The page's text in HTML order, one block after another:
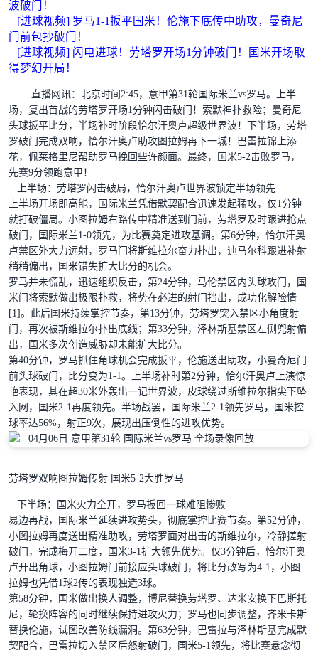
波破门！
[进球视频] 罗马1-1扳平国米！伦施下底传中助攻，曼奇尼
门前包抄破门！
[进球视频] 闪电进球！劳塔罗开场1分钟破门！国米开场取
得梦幻开局！
直播网讯： 北京时间2:45，意甲第31轮国际米兰vs罗马。上半
场，复出首战的劳塔罗开场1分钟闪击破门！索默神扑救险；曼奇尼
头球扳平比分，半场补时阶段恰尔汗奥卢超级世界波！下半场，劳塔
罗破门完成双响，恰尔汗奥卢助攻图拉姆再下一城！巴雷拉锦上添
花，佩莱格里尼帮助罗马挽回些许颜面。最终，国米5-2击败罗马，
先赛9分领跑意甲！
上半场：劳塔罗闪击破局，恰尔汗奥卢世界波锁定半场领先
上半场开场即高能，国际米兰凭借默契配合迅速发起猛攻，仅1分钟
就打破僵局。小图拉姆右路传中精准送到门前，劳塔罗及时跟进抢点
破门，国际米兰1-0领先，为比赛奠定进攻基调。第6分钟，恰尔汗奥
卢禁区外大力远射，罗马门将斯维拉尔奋力扑出，迪马尔科跟进补射
稍稍偏出，国米错失扩大比分的机会。
罗马并未慌乱，迅速组织反击，第24分钟，马伦禁区内头球攻门，国
米门将索默做出极限扑救，将势在必进的射门挡出，成功化解险情
[1]。此后国米持续掌控节奏，第13分钟，劳塔罗突入禁区小角度射
门，再次被斯维拉尔扑出底线；第33分钟，泽林斯基禁区左侧兜射偏
出，国米多次创造威胁却未能扩大比分。
第40分钟，罗马抓住角球机会完成扳平，伦施送出助攻，小曼奇尼门
前头球破门，比分变为1-1。上半场补时第2分钟，恰尔汗奥卢上演惊
艳表现，其在超30米外轰出一记世界波，皮球绕过斯维拉尔指尖下坠
入网，国米2-1再度领先。半场战罢，国际米兰2-1领先罗马，国米控
球率达56%，射正9次，展现出压倒性的进攻优势。
劳塔罗双响图拉姆传射 国米5-2大胜罗马
下半场：国米火力全开，罗马扳回一球难阻惨败
易边再战，国际米兰延续进攻势头，彻底掌控比赛节奏。第52分钟，
小图拉姆再度送出精准助攻，劳塔罗面对出击的斯维拉尔，冷静搓射
破门，完成梅开二度，国米3-1扩大领先优势。仅3分钟后，恰尔汗奥
卢开出角球，小图拉姆门前接应头球破门，将比分改写为4-1，小图
拉姆也凭借1球2传的表现独造3球。
第58分钟，国米做出换人调整，博尼替换劳塔罗、达米安换下巴斯托
尼，轮换阵容的同时继续保持进攻火力；罗马也同步调整，齐米卡斯
替换伦施，试图改善防线漏洞。第63分钟，巴雷拉与泽林斯基完成默
契配合，巴雷拉切入禁区后怒射破门，国米5-1领先，将比赛悬念彻